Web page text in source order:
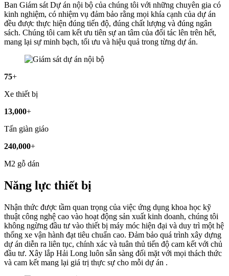
Ban Giám sát Dự án nội bộ của chúng tôi với những chuyên gia có
kinh nghiệm, có nhiệm vụ đảm bảo rằng mọi khía cạnh của dự án
đều được thực hiện đúng tiến độ, đúng chất lượng và đúng ngân
sách. Chúng tôi cam kết ưu tiên sự an tâm của đối tác lên trên hết,
mang lại sự minh bạch, tối ưu và hiệu quả trong từng dự án.
75+
Xe thiết bị
13,000+
Tấn giàn giáo
240,000+
M2 gỗ dán
Năng lực thiết bị
Nhận thức được tầm quan trọng của việc ứng dụng khoa học kỹ
thuật công nghệ cao vào hoạt động sản xuất kinh doanh, chúng tôi
không ngừng đầu tư vào thiết bị máy móc hiện đại và duy trì một hệ
thống xe vận hành đạt tiêu chuẩn cao. Đảm bảo quá trình xây dựng
dự án diễn ra liên tục, chính xác và tuân thủ tiến độ cam kết với chủ
đầu tư. Xây lắp Hải Long luôn sẵn sàng đối mặt với mọi thách thức
và cam kết mang lại giá trị thực sự cho mỗi dự án .